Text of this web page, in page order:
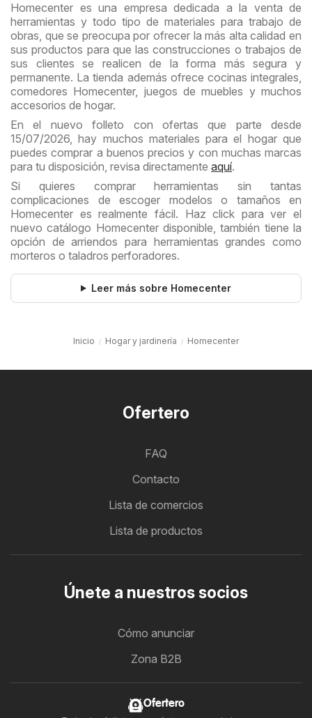
Homecenter es una empresa dedicada a la venta de
herramientas y todo tipo de materiales para trabajo de
obras, que se preocupa por ofrecer la más alta calidad en
sus productos para que las construcciones o trabajos de
sus clientes se realicen de la forma más segura y
permanente. La tienda además ofrece cocinas integrales,
comedores Homecenter, juegos de muebles y muchos
accesorios de hogar.
En el nuevo folleto con ofertas que parte desde
15/07/2026, hay muchos materiales para el hogar que
puedes comprar a buenos precios y con muchas marcas
para tu disposición, revisa directamente aquí.
Si quieres comprar herramientas sin tantas
complicaciones de escoger modelos o tamaños en
Homecenter es realmente fácil. Haz click para ver el
nuevo catálogo Homecenter disponible, también tiene la
opción de arriendos para herramientas grandes como
morteros o taladros perforadores.
Leer más sobre Homecenter
Inicio Hogar y jardinería Homecenter
Ofertero
FAQ
Contacto
Lista de comercios
Lista de productos
Únete a nuestros socios
Cómo anunciar
Zona B2B
Ofertero